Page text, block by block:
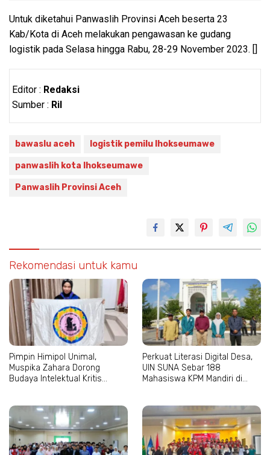
Untuk diketahui Panwaslih Provinsi Aceh beserta 23
Kab/Kota di Aceh melakukan pengawasan ke gudang
logistik pada Selasa hingga Rabu, 28-29 November 2023. []
Editor : Redaksi
Sumber : Ril
bawaslu aceh logistik pemilu lhokseumawe
panwaslih kota lhokseumawe
Panwaslih Provinsi Aceh
Rekomendasi untuk kamu
Pimpin Himipol Unimal,
Muspika Zahara Dorong
Budaya Intelektual Kritis
Perkuat Literasi Digital Desa,
UIN SUNA Sebar 188
Mahasiswa KPM Mandiri di